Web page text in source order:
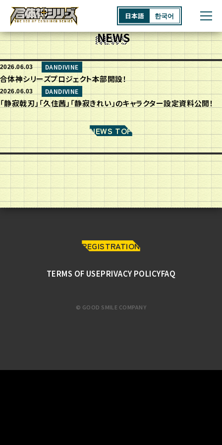
日本語 한국어
HOME
MEMBERS
NEWS
2026.06.03 DANDIVINE
合体神シリーズプロジェクト本部開設！
2026.06.03 DANDIVINE
「静寂戟刃」「久住茜」「静寂きれい」のキャラクター設定資料公開！
NEWS TOP
REGISTRATION
TERMS OF USEPRIVACY POLICYFAQ
© GOOD SMILE COMPANY